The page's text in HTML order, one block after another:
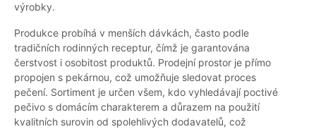
výrobky.
Produkce probíhá v menších dávkách, často podle
tradičních rodinných receptur, čímž je garantována
čerstvost i osobitost produktů. Prodejní prostor je přímo
propojen s pekárnou, což umožňuje sledovat proces
pečení. Sortiment je určen všem, kdo vyhledávají poctivé
pečivo s domácím charakterem a důrazem na použití
kvalitních surovin od spolehlivých dodavatelů, což